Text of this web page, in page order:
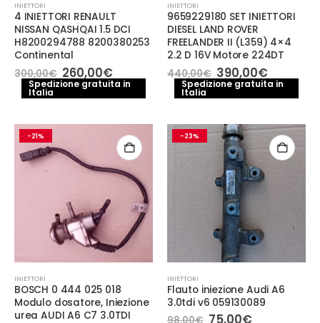
INIETTORI
4 INIETTORI RENAULT
NISSAN QASHQAI 1.5 DCI
H8200294788 8200380253
Continental
300,00€ Il
prezzo
originale
260,00€Il
prezzo
attuale
Spedizione gratuita in
Italia
INIETTORI
9659229180 SET INIETTORI
DIESEL LAND ROVER
FREELANDER II (L359) 4×4
2.2 D 16V Motore 224DT
440,00€ Il
prezzo
originale
390,00€Il
prezzo
attuale
Spedizione gratuita in
Italia
-21%
INIETTORI
BOSCH 0 444 025 018
Modulo dosatore, Iniezione
urea AUDI A6 C7 3.0TDI
-23%
INIETTORI
Flauto iniezione Audi A6
3.0tdi v6 059130089
Il Il